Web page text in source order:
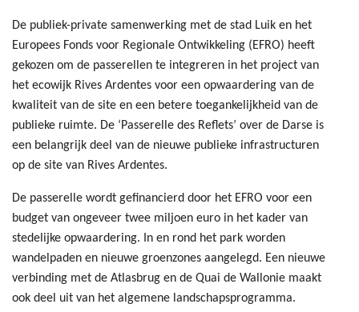
De publiek-private samenwerking met de stad Luik en het
Europees Fonds voor Regionale Ontwikkeling (EFRO) heeft
gekozen om de passerellen te integreren in het project van
het ecowijk Rives Ardentes voor een opwaardering van de
kwaliteit van de site en een betere toegankelijkheid van de
publieke ruimte. De ‘Passerelle des Reflets’ over de Darse is
een belangrijk deel van de nieuwe publieke infrastructuren
op de site van Rives Ardentes.
De passerelle wordt gefinancierd door het EFRO voor een
budget van ongeveer twee miljoen euro in het kader van
stedelijke opwaardering. In en rond het park worden
wandelpaden en nieuwe groenzones aangelegd. Een nieuwe
verbinding met de Atlasbrug en de Quai de Wallonie maakt
ook deel uit van het algemene landschapsprogramma.